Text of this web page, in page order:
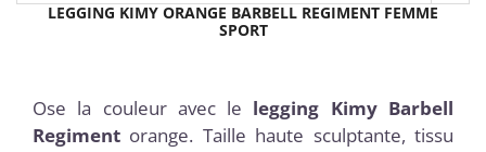
LEGGING KIMY ORANGE BARBELL REGIMENT FEMME
SPORT
Ose la couleur avec le legging Kimy Barbell
Regiment orange. Taille haute sculptante, tissu